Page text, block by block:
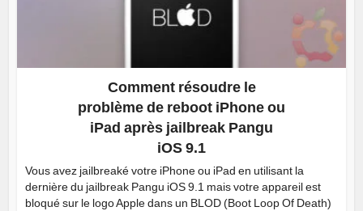
Comment résoudre le
problème de reboot iPhone ou
iPad après jailbreak Pangu
iOS 9.1
Vous avez jailbreaké votre iPhone ou iPad en utilisant la
dernière du jailbreak Pangu iOS 9.1 mais votre appareil est
bloqué sur le logo Apple dans un BLOD (Boot Loop Of Death)